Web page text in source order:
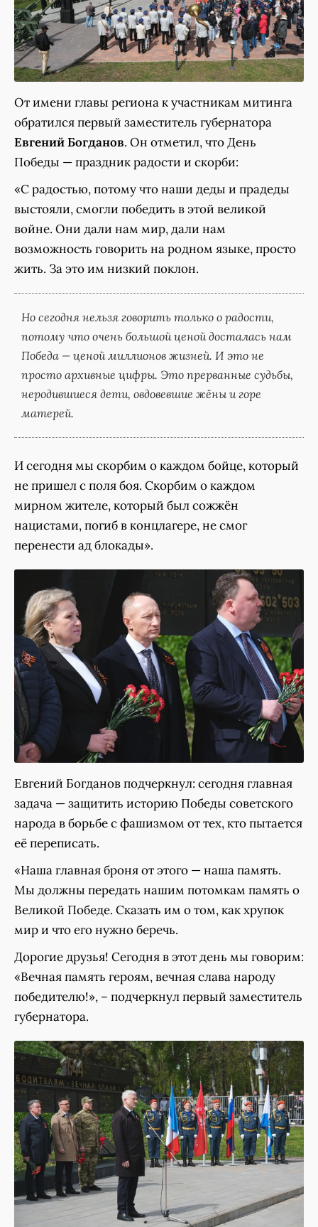
От имени главы региона к участникам митинга
обратился первый заместитель губернатора
Евгений Богданов. Он отметил, что День
Победы — праздник радости и скорби:
«С радостью, потому что наши деды и прадеды
выстояли, смогли победить в этой великой
войне. Они дали нам мир, дали нам
возможность говорить на родном языке, просто
жить. За это им низкий поклон.
Но сегодня нельзя говорить только о радости,
потому что очень большой ценой досталась нам
Победа — ценой миллионов жизней. И это не
просто архивные цифры. Это прерванные судьбы,
неродившиеся дети, овдовевшие жёны и горе
матерей.
И сегодня мы скорбим о каждом бойце, который
не пришел с поля боя. Скорбим о каждом
мирном жителе, который был сожжён
нацистами, погиб в концлагере, не смог
перенести ад блокады».
Евгений Богданов подчеркнул: сегодня главная
задача — защитить историю Победы советского
народа в борьбе с фашизмом от тех, кто пытается
её переписать.
«Наша главная броня от этого — наша память.
Мы должны передать нашим потомкам память о
Великой Победе. Сказать им о том, как хрупок
мир и что его нужно беречь.
Дорогие друзья! Сегодня в этот день мы говорим:
«Вечная память героям, вечная слава народу
победителю!», – подчеркнул первый заместитель
губернатора.